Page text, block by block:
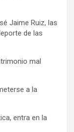
Jaime Ruiz, las
de las
mal
a la
entra en la